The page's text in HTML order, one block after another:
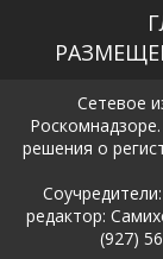
Сетевое
решения о
редактор:
(927)